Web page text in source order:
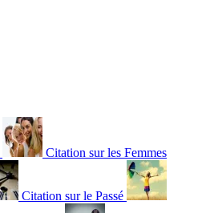
Citation sur les Femmes
Citation sur le Passé